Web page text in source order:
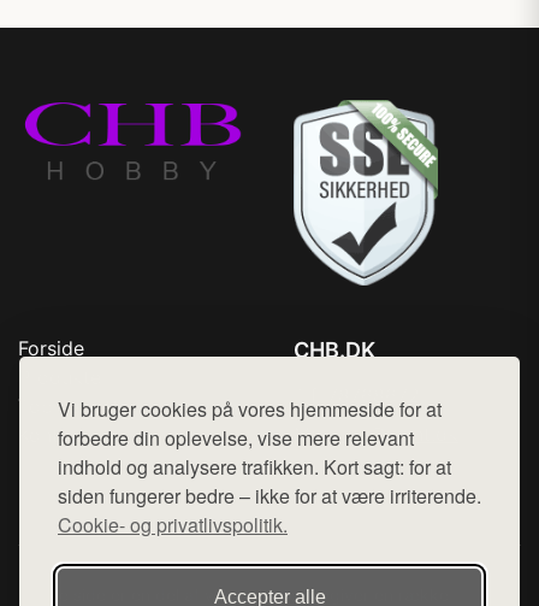
Vi bruger cookies på vores hjemmeside for at
forbedre din oplevelse, vise mere relevant
indhold og analysere trafikken. Kort sagt: for at
siden fungerer bedre – ikke for at være irriterende.
Cookie- og privatlivspolitik.
Accepter alle
Forside
Top Rabatter
Kontakt
CHB.DK
Mail: hej@want.dk
Cookie- og privatlivspolitik
Denne side er en del af want.dk, der udgiver en række